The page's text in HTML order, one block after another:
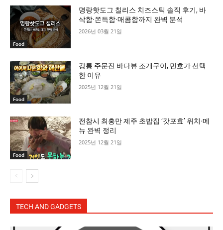
Food
명랑핫도그 칠리스 치즈스틱 솔직 후기, 바
삭함·쫀득함·매콤함까지 완벽 분석
2026년 03월 21일
Food
강릉 주문진 바다뷰 조개구이, 민호가 선택
한 이유
2025년 12월 21일
Food
전참시 최홍만 제주 초밥집 ‘갓포효’ 위치·메
뉴 완벽 정리
2025년 12월 21일
TECH AND GADGETS